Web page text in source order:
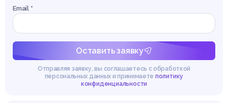
Email *
Оставить заявку
Отправляя заявку, вы соглашаетесь с обработкой
персональных данных и принимаете политику
конфиденциальности